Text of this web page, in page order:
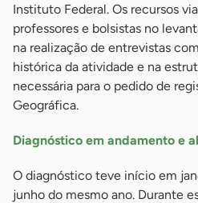
Instituto Federal. Os recursos
professores e bolsistas no
na realização de entrevistas
histórica da atividade e na
necessária para o pedido de
Geográfica.
Diagnóstico em andamento e
O diagnóstico teve início em
junho do mesmo ano. Durante